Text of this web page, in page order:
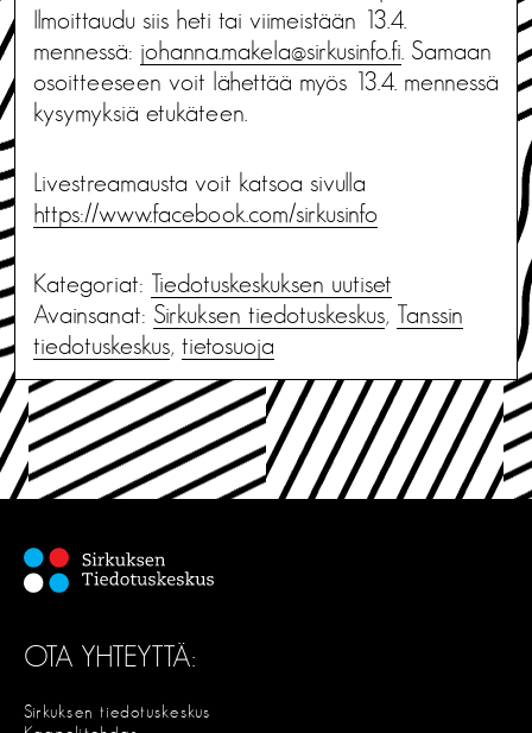
Ilmoittaudu siis heti tai viimeistään 13.4.
mennessä: johanna.makela@sirkusinfo.fi . Samaan
osoitteeseen voit lähettää myös 13.4. mennessä
kysymyksiä etukäteen.
Livestreamausta voit katsoa sivulla
https://www.facebook.com/sirkusinfo
Kategoriat: Tiedotus­keskuksen uutiset
Avainsanat: Sirkuksen tiedotuskeskus, Tanssin
tiedotuskeskus, tietosuoja
OTA YHTEYTTÄ:
Sirkuksen tiedotuskeskus